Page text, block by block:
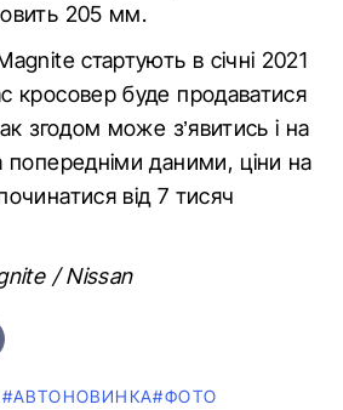
205 мм.
стартують в січні 2021
кросовер буде продаватися
згодом може з’явитись і на
попередніми даними, ціни на
від 7 тисяч
/ Nissan
#АВТОНОВИНКА#ФОТО